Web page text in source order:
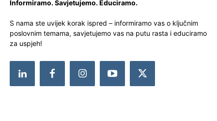
Informiramo. Savjetujemo. Educiramo.
S nama ste uvijek korak ispred – informiramo vas o ključnim
poslovnim temama, savjetujemo vas na putu rasta i educiramo
za uspjeh!